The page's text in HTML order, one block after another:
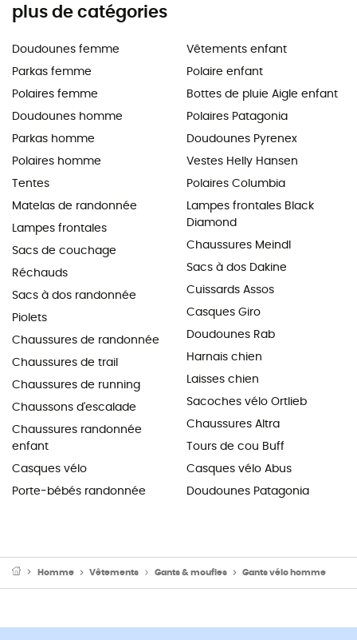
plus de catégories
Doudounes femme
Parkas femme
Polaires femme
Doudounes homme
Parkas homme
Polaires homme
Tentes
Matelas de randonnée
Lampes frontales
Sacs de couchage
Réchauds
Sacs à dos randonnée
Piolets
Chaussures de randonnée
Chaussures de trail
Chaussures de running
Chaussons d'escalade
Chaussures randonnée
enfant
Casques vélo
Porte-bébés randonnée
Vêtements enfant
Polaire enfant
Bottes de pluie Aigle enfant
Polaires Patagonia
Doudounes Pyrenex
Vestes Helly Hansen
Polaires Columbia
Lampes frontales Black
Diamond
Chaussures Meindl
Sacs à dos Dakine
Cuissards Assos
Casques Giro
Doudounes Rab
Harnais chien
Laisses chien
Sacoches vélo Ortlieb
Chaussures Altra
Tours de cou Buff
Casques vélo Abus
Doudounes Patagonia
Homme Vêtements Gants & moufles Gants vélo homme